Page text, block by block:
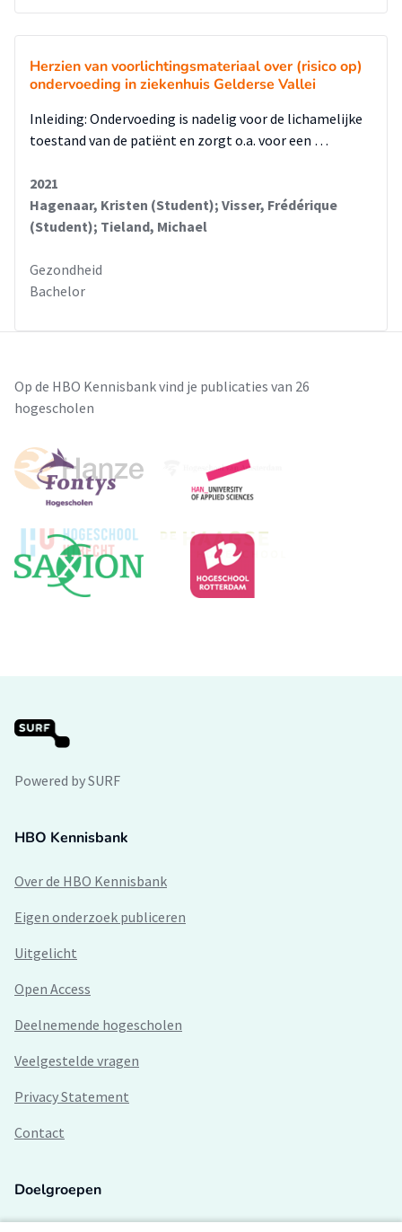
Herzien van voorlichtingsmateriaal over (risico op)
ondervoeding in ziekenhuis Gelderse Vallei
Inleiding: Ondervoeding is nadelig voor de lichamelijke
toestand van de patiënt en zorgt o.a. voor een …
2021
Hagenaar, Kristen (Student); Visser, Frédérique
(Student); Tieland, Michael
Gezondheid
Bachelor
Op de HBO Kennisbank vind je publicaties van 26
hogescholen
Powered by SURF
HBO Kennisbank
Over de HBO Kennisbank
Eigen onderzoek publiceren
Uitgelicht
Open Access
Deelnemende hogescholen
Veelgestelde vragen
Privacy Statement
Contact
Doelgroepen